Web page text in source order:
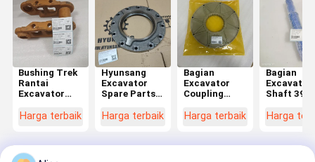
Bushing Trek
Rantai
Excavator
4I-7475 4I-
1624304
Harga terbaik
Hyunsang
Excavator
Spare Parts
22191 Cover
HB205,
Harga terbaik
Bagian
Excavator
Coupling
2384C 2484C
Harga terbaik
Bagian
Excavator
Shaft
12121
Harga